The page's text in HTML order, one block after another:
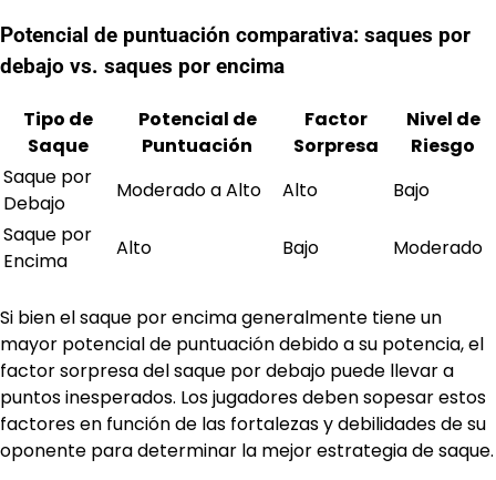
Potencial de puntuación comparativa: saques por
debajo vs. saques por encima
Tipo de
Saque
Potencial de
Puntuación
Factor
Sorpresa
Nivel de
Riesgo
Saque por
Debajo
Moderado a Alto Alto
Bajo
Saque por
Encima
Alto Bajo Moderado
Si bien el saque por encima generalmente tiene un
mayor potencial de puntuación debido a su potencia, el
factor sorpresa del saque por debajo puede llevar a
puntos inesperados. Los jugadores deben sopesar estos
factores en función de las fortalezas y debilidades de su
oponente para determinar la mejor estrategia de saque.